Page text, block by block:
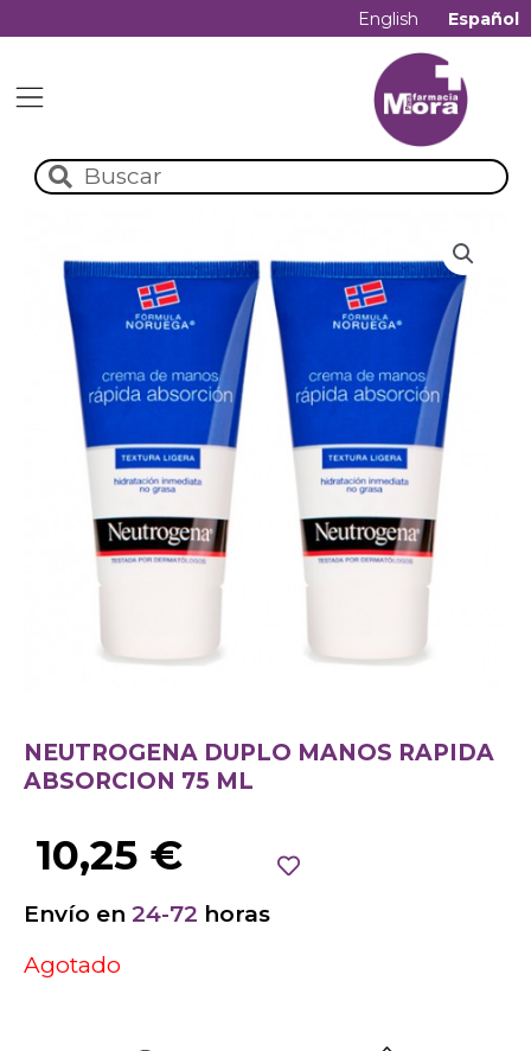
English Español
NEUTROGENA DUPLO MANOS RAPIDA
ABSORCION 75 ML
10,25 €
Envío en 24-72 horas
Agotado